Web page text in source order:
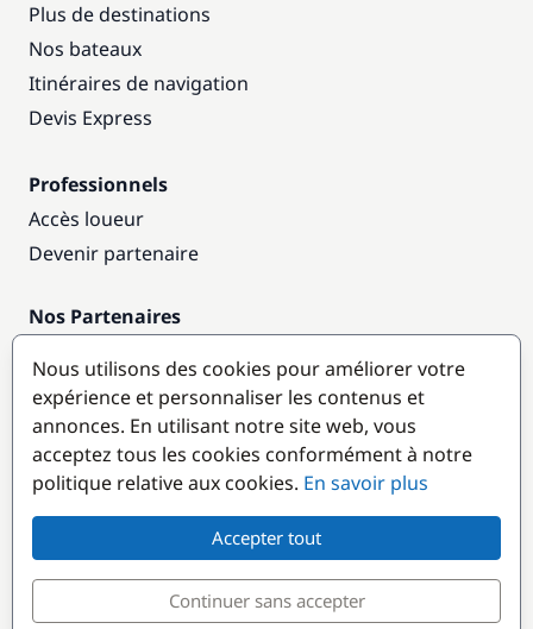
Plus de destinations
Nos bateaux
Itinéraires de navigation
Devis Express
Professionnels
Accès loueur
Devenir partenaire
Nos Partenaires
Destinations populaires
Nous utilisons des cookies pour améliorer votre
expérience et personnaliser les contenus et
annonces. En utilisant notre site web, vous
acceptez tous les cookies conformément à notre
politique relative aux cookies. En savoir plus
Accepter tout
Continuer sans accepter